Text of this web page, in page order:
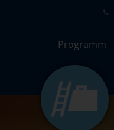
Programm